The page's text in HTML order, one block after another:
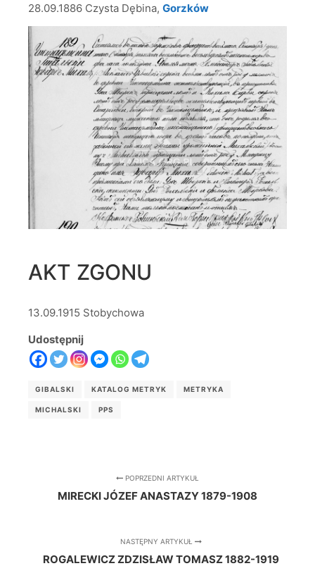
28.09.1886 Czysta Dębina, Gorzków
AKT ZGONU
13.09.1915 Stobychowa
Udostępnij
GIBALSKI KATALOG METRYK METRYKA
MICHALSKI PPS
POPRZEDNI ARTYKUŁ
MIRECKI JÓZEF ANASTAZY 1879-1908
NASTĘPNY ARTYKUŁ
ROGALEWICZ ZDZISŁAW TOMASZ 1882-1919